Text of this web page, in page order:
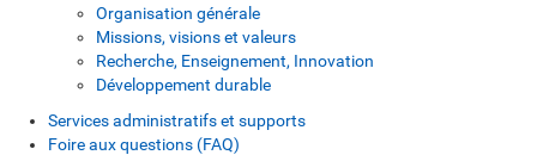
Organisation générale
Missions, visions et valeurs
Recherche, Enseignement, Innovation
Développement durable
Services administratifs et supports
Foire aux questions (FAQ)